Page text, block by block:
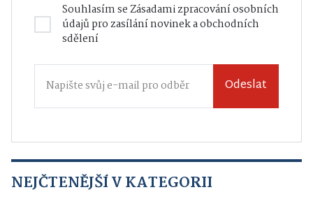
Souhlasím seZásadami zpracování osobních
údajůpro zasílání novinek a obchodních
sdělení
Odeslat
NEJČTENĚJŠÍ V KATEGORII